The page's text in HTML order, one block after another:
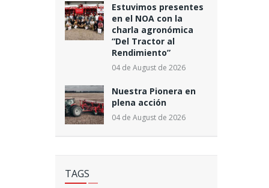
Estuvimos presentes
en el NOA con la
charla agronómica
“Del Tractor al
Rendimiento”
04 de August de 2026
Nuestra Pionera en
plena acción
04 de August de 2026
TAGS